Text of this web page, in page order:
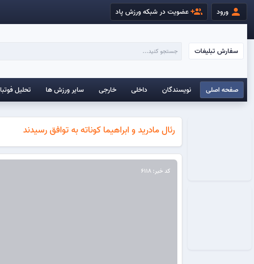
person ورود group_add عضویت در شبکه ورزش پاد
سفارش تبلیغات
صفحه اصلی نویسندگان داخلی خارجی سایر ورزش ها تحلیل
رئال مادرید و ابراهیما کوناته به توافق رسیدند
کد خبر: 6118